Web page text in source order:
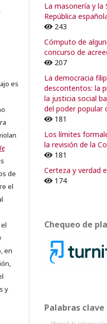
es
de
el
en
y
La masonería y la
República
243
Cómputo de
concurso de
207
La democracia
descontentos: la
la justicia social
del poder popular
181
Los límites
la revisión de la
181
Certeza y verdad
174
Chequeo de
Palabras clave